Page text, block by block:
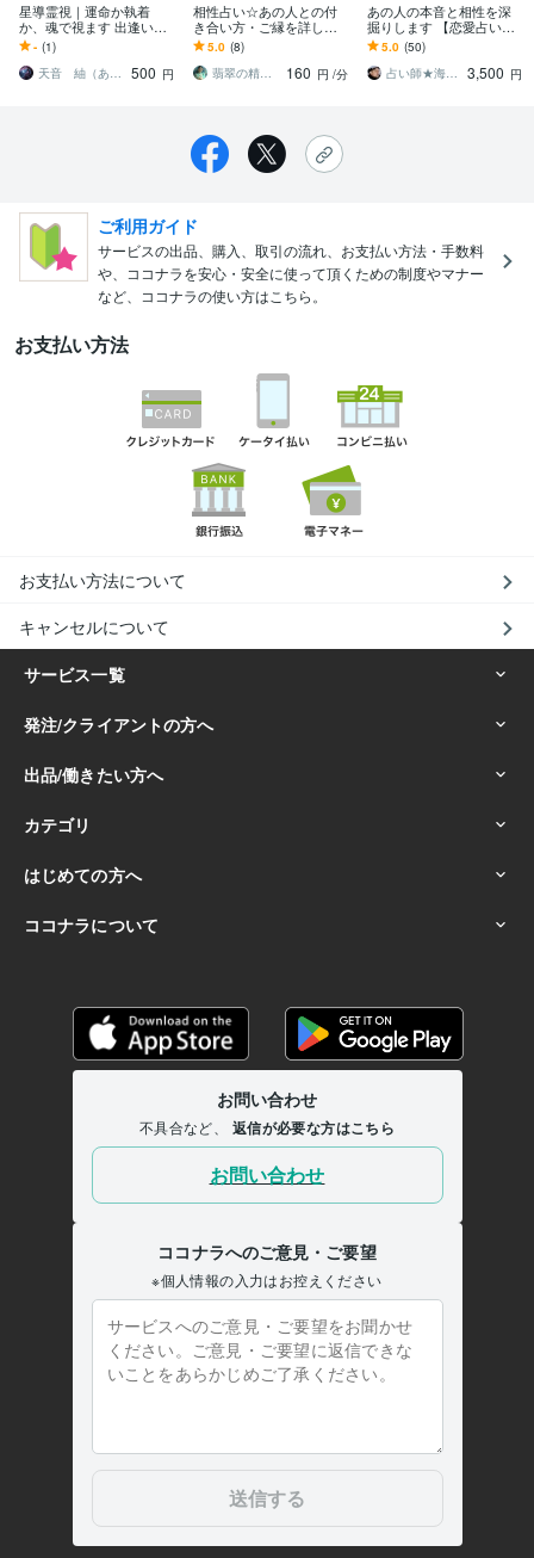
星導霊視｜運命か執着
か、魂で視ます 出逢いに
意味はあるか。星に問
い、魂で視る。
- (1)
天音 紬（あまね つむぎ）
500 円
相性占い☆あの人との付
き合い方・ご縁を詳しく
視ます 気になるあの人の
恋愛傾向・性格を知っ
て、さらに深い関係に♡
5.0 (8)
翡翠の精霊魔導師✧叶花Kyoka
160 円 /分
あの人の本音と相性を深
掘りします 【恋愛占い✖️
相性】脈あり度と相手の
本音を深掘り★
5.0 (50)
占い師★海の緑（うみのみどり）
3,500 円
ご利用ガイド
サービスの出品、購入、取引の流れ、お支払い方法・手数料
や、ココナラを安心・安全に使って頂くための制度やマナー
など、ココナラの使い方はこちら。
お支払い方法
お支払い方法について
キャンセルについて